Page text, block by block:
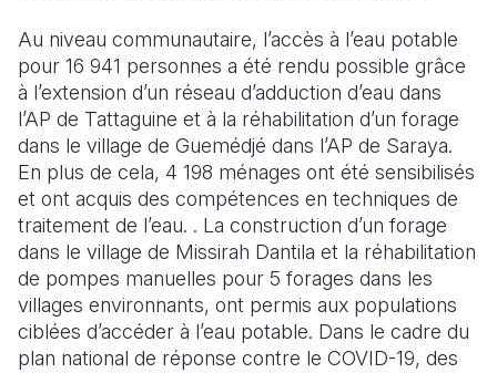
South
Sudan
Tanzania
Uganda
Zambia
Zimbabwe
Sri Lanka
Taiwan
Timor
Thailand
Vietnam
Vanuatu
Spain
Syria
Türkiye
Ukraine
United
West Bank
Yemen
Au niveau communautaire, l’accès à l’eau potable
pour 16 941 personnes a été rendu possible grâce
à l’extension d’un réseau d’adduction d’eau dans
l’AP de Tattaguine et à la réhabilitation d’un forage
dans le village de Guemédjé dans l’AP de Saraya.
En plus de cela, 4 198 ménages ont été sensibilisés
et ont acquis des compétences en techniques de
traitement de l’eau. . La construction d’un forage
dans le village de Missirah Dantila et la réhabilitation
de pompes manuelles pour 5 forages dans les
villages environnants, ont permis aux populations
ciblées d’accéder à l’eau potable. Dans le cadre du
plan national de réponse contre le COVID-19, des